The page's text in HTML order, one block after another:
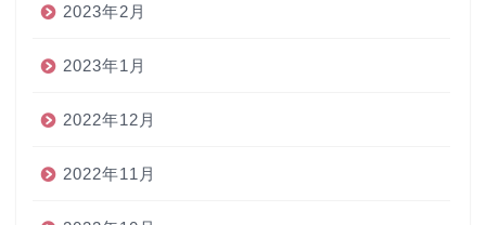
2023年2月
2023年1月
2022年12月
2022年11月